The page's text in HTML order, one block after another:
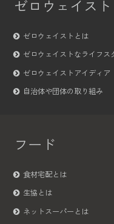
ゼロウェイスト
ゼロウェイストとは
ゼロウェイストなライフス
ゼロウェイストアイディア
自治体や団体の取り組み
フード
食材宅配とは
生協とは
ネットスーパーとは